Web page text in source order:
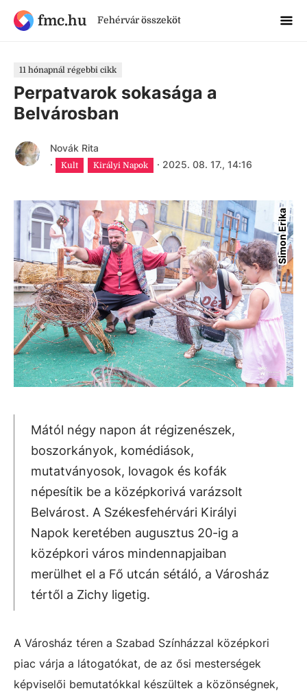
fmc.hu Fehérvár összeköt
11 hónapnál régebbi cikk
Perpatvarok sokasága a
Belvárosban
Novák Rita
·
Kult Királyi Napok · 2025. 08. 17., 14:16
Simon Erika
Mától négy napon át régizenészek,
boszorkányok, komédiások,
mutatványosok, lovagok és kofák
népesítik be a középkorivá varázsolt
Belvárost. A Székesfehérvári Királyi
Napok keretében augusztus 20-ig a
középkori város mindennapjaiban
merülhet el a Fő utcán sétáló, a Városház
tértől a Zichy ligetig.
A Városház téren a Szabad Színházzal középkori
piac várja a látogatókat, de az ősi mesterségek
képviselői bemutatókkal készültek a közönségnek,